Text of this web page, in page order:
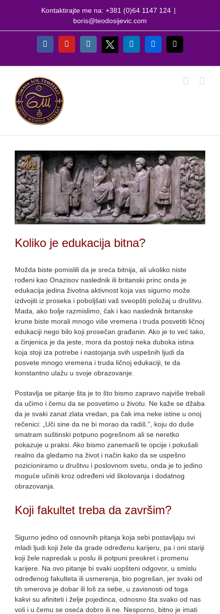
Kontaktirajte me na: +381 (0)64 1147 124 |
boris@teodosijevic.com
FacebookYouTubeInstagram
X LinkedInFlickr
Koliko je edukacija bitna?
Možda biste pomislili da je sreća bitnija, ali ukoliko niste
rođeni kao Onazisov naslednik ili britanski princ onda je
edukacija jedina životna aktivnost koja vas sigurno može
izdvojiti iz proseka i poboljšati vaš sveopšti položaj u društvu.
Mada, ako bolje razmislimo, čak i kao naslednik britanske
krune biste morali mnogo više vremena i truda posvetiti ličnoj
edukaciji nego bilo koji prosečan građanin. Ako je to već tako,
a činjenica je da jeste, mora da postoji neka duboka istina
koja stoji iza potrebe i nastojanja svih uspešnih ljudi da
posvete mnogo vremena i truda ličnoj edukaciji, te da
konstantno ulažu u svoje obrazovanje.
Postavlja se pitanje šta je to što bismo zapravo najviše trebali
da učimo i čemu da se posvetimo u životu. Ne kaže se džaba
da je svaki zanat zlata vredan, pa čak ima neke istine u onoj
rečenici: „Uči sine da ne bi morao da radiš.“, koju do duše
smatram suštinski potpuno pogrešnom ali se neretko
pokazuje u praksi. Ako bismo zanemarili te opcije i pokušali
realno da gledamo na život i način kako da se uspešno
pozicioniramo u društvu i poslovnom svetu, onda je to jedino
moguće učiniti kroz određeni vid školovanja i dodatnog
obrazovanja.
Koji fakultet treba da završim?
Sigurno jedno od osnovnih pitanja koja sebi postavljaju svi
mladi ljudi koji žele da grade određenu karijeru, pa i oni stariji
koji žele napredak u poslu ili potpuni preokret i promenu
karijere. Na ovo pitanje bi svaki uopšteni odgovor, u smislu
određenog fakulteta ili usmerenja, bio pogrešan, jer svaki od
tih smerova je dobar ili loš za sebe, u zavisnosti od toga
kakvi su afiniteti i želje pojedinca, odnosno šta svako od nas
voli i u čemu se oseća dobro ili ne. Nesporno, bitno je imati